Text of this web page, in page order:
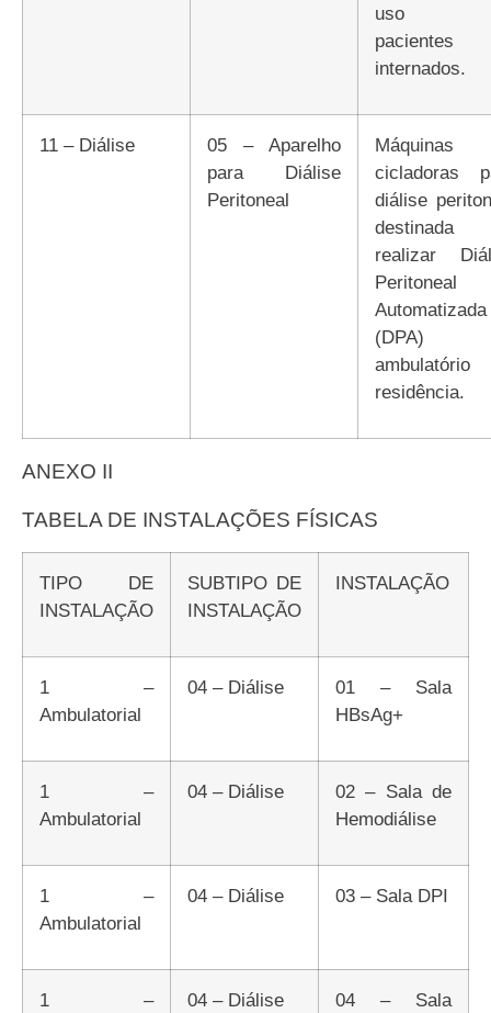
uso
pacientes
internados.
11 – Diálise
05 – Aparelho
para Diálise
Peritoneal
Máquinas
cicladoras
diálise
realizar
Peritoneal
Automatizada
(DPA)
ambulatório
residência.
ANEXO II
TABELA DE INSTALAÇÕES FÍSICAS
TIPO DE
INSTALAÇÃO
SUBTIPO DE
INSTALAÇÃO
INSTALAÇÃO
1 –
Ambulatorial
04 – Diálise
01 – Sala
HBsAg+
1 –
Ambulatorial
04 – Diálise
02 – Sala de
Hemodiálise
1 –
Ambulatorial
04 – Diálise 03 – Sala DPI
1 –
04 – Diálise
04 – Sala